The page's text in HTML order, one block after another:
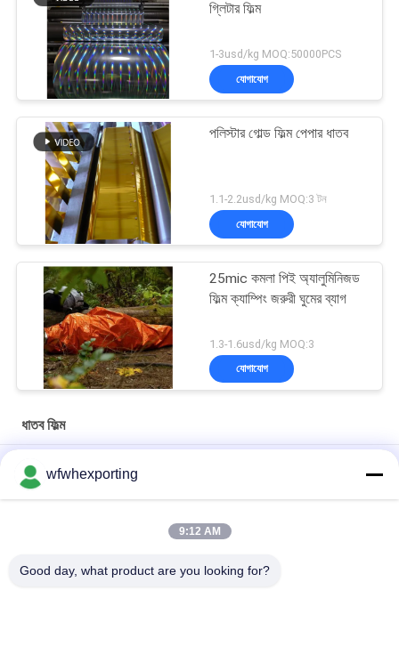
গ্লিটার ফিল্ম
1-3usd/kg MOQ:50000PCS
যোগাযোগ
পলিস্টার গোল্ড ফিল্ম পেপার ধাতব
1.1-2.2usd/kg MOQ:3 টন
যোগাযোগ
25mic কমলা পিই অ্যালুমিনিজড
ফিল্ম ক্যাম্পিং জরুরী ঘুমের ব্যাগ
1.3-1.6usd/kg MOQ:3
যোগাযোগ
ধাতব ফিল্ম
Vmpet12mic+85mic Pe / 8mic Vmpet+6mic Pe ধাতব ফিল্ম নির্মাণ এবং
মেঝে নির্মাণের জন্য
wfwhexporting
9:12 AM
Good day, what product are you looking for?